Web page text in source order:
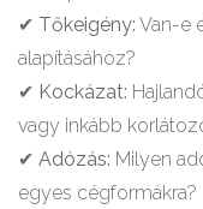
✔ Tőkeigény: Van-e
alapításához?
✔ Kockázat:
vagy inkább
✔Adózás: Milyen
egyes cégformákra?